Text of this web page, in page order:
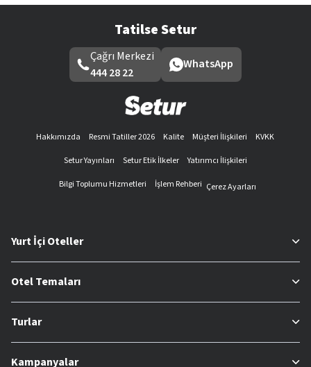
Tatilse Setur
Çağrı Merkezi
444 28 22
WhatsApp
Hakkımızda Resmi Tatiller 2026 Kalite Müşteri İlişkileri
KVKK
Setur Yayınları
Setur Etik İlkeler
Yatırımcı İlişkileri
Bilgi Toplumu Hizmetleri
İşlem Rehberi Çerez Ayarları
Yurt İçi Oteller
Otel Temaları
Turlar
Kampanyalar